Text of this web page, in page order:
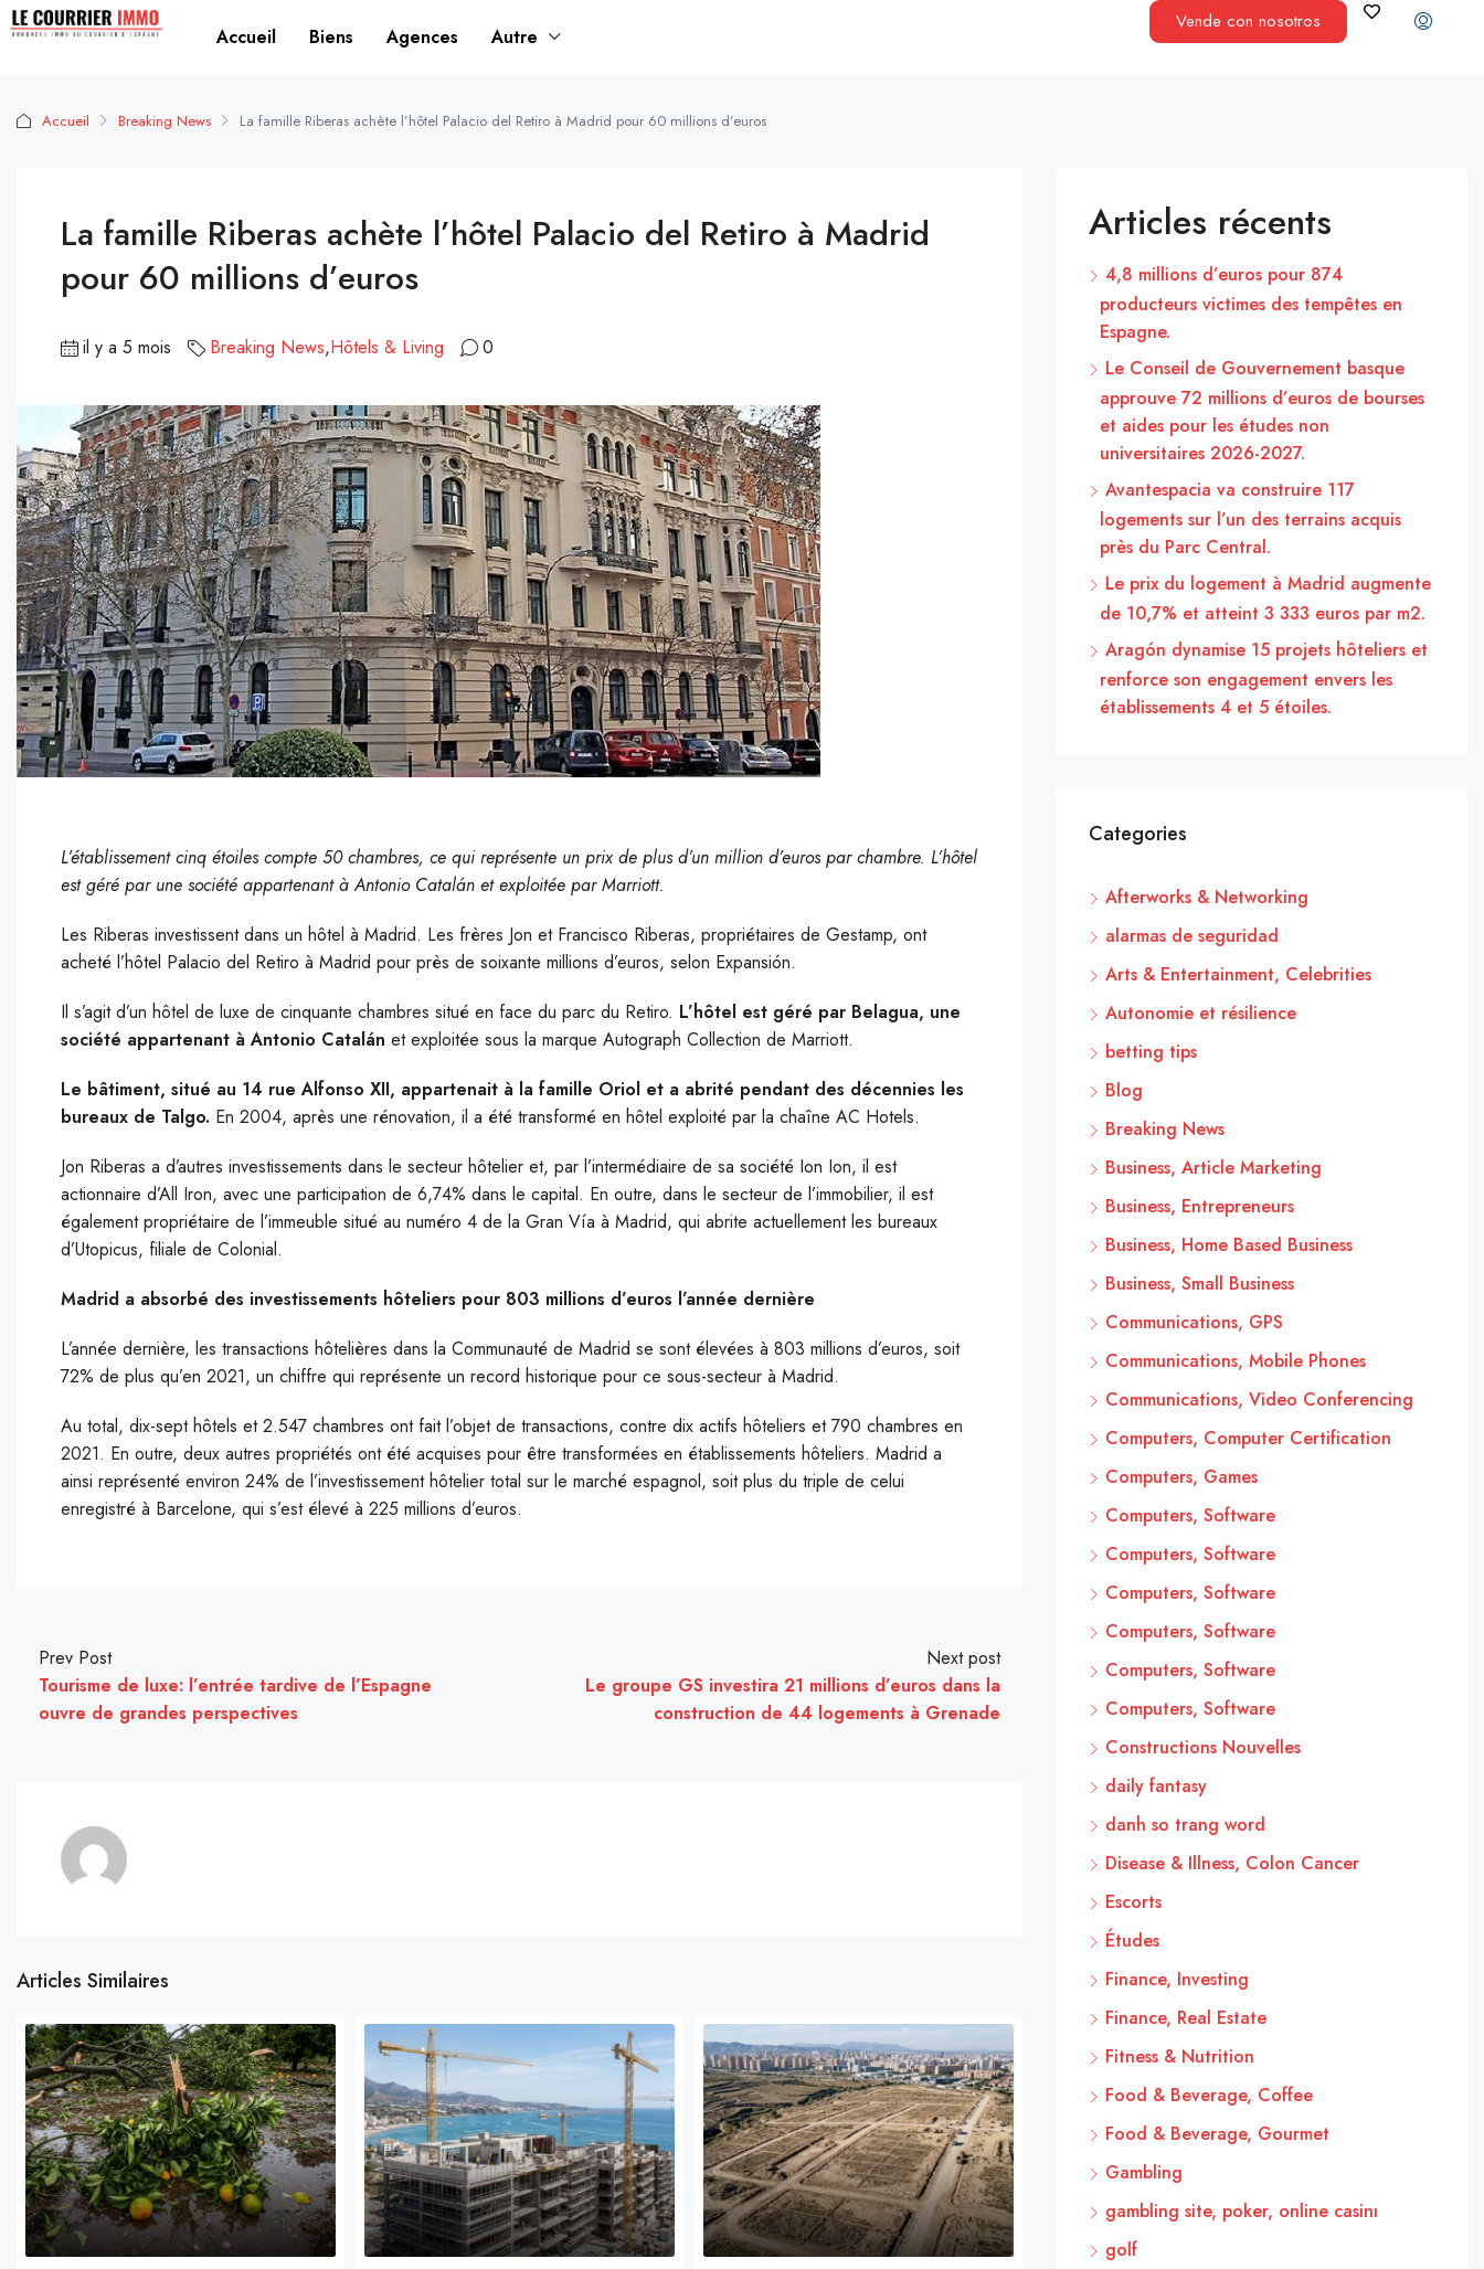
Accueil Biens Agences Autre
Vende con nosotros
Accueil Breaking News La famille Riberas achète l’hôtel Palacio del Retiro à Madrid pour 60 millions d’euros
La famille Riberas achète l’hôtel Palacio del Retiro à Madrid
pour 60 millions d’euros
il y a 5 mois Breaking News,Hôtels & Living 0
L’établissement cinq étoiles compte 50 chambres, ce qui représente un prix de plus d’un million d’euros par chambre. L’hôtel
est géré par une société appartenant à Antonio Catalán et exploitée par Marriott.
Les Riberas investissent dans un hôtel à Madrid. Les frères Jon et Francisco Riberas, propriétaires de Gestamp, ont
acheté l’hôtel Palacio del Retiro à Madrid pour près de soixante millions d’euros, selon Expansión.
Il s’agit d’un hôtel de luxe de cinquante chambres situé en face du parc du Retiro. L’hôtel est géré par Belagua, une
société appartenant à Antonio Catalán et exploitée sous la marque Autograph Collection de Marriott.
Le bâtiment, situé au 14 rue Alfonso XII, appartenait à la famille Oriol et a abrité pendant des décennies les
bureaux de Talgo. En 2004, après une rénovation, il a été transformé en hôtel exploité par la chaîne AC Hotels.
Jon Riberas a d’autres investissements dans le secteur hôtelier et, par l’intermédiaire de sa société Ion Ion, il est
actionnaire d’All Iron, avec une participation de 6,74% dans le capital. En outre, dans le secteur de l’immobilier, il est
également propriétaire de l’immeuble situé au numéro 4 de la Gran Vía à Madrid, qui abrite actuellement les bureaux
d’Utopicus, filiale de Colonial.
Madrid a absorbé des investissements hôteliers pour 803 millions d’euros l’année dernière
L’année dernière, les transactions hôtelières dans la Communauté de Madrid se sont élevées à 803 millions d’euros, soit
72% de plus qu’en 2021, un chiffre qui représente un record historique pour ce sous-secteur à Madrid.
Au total, dix-sept hôtels et 2.547 chambres ont fait l’objet de transactions, contre dix actifs hôteliers et 790 chambres en
2021. En outre, deux autres propriétés ont été acquises pour être transformées en établissements hôteliers. Madrid a
ainsi représenté environ 24% de l’investissement hôtelier total sur le marché espagnol, soit plus du triple de celui
enregistré à Barcelone, qui s’est élevé à 225 millions d’euros.
Prev Post
Tourisme de luxe: l’entrée tardive de l’Espagne
ouvre de grandes perspectives
Next post
Le groupe GS investira 21 millions d’euros dans la
construction de 44 logements à Grenade
Articles Similaires
Articles récents
4,8 millions d’euros pour 874
producteurs victimes des tempêtes en
Espagne.
Le Conseil de Gouvernement basque
approuve 72 millions d’euros de bourses
et aides pour les études non
universitaires 2026-2027.
Avantespacia va construire 117
logements sur l’un des terrains acquis
près du Parc Central.
Le prix du logement à Madrid augmente
de 10,7% et atteint 3 333 euros par m2.
Aragón dynamise 15 projets hôteliers et
renforce son engagement envers les
établissements 4 et 5 étoiles.
Categories
Afterworks & Networking
alarmas de seguridad
Arts & Entertainment, Celebrities
Autonomie et résilience
betting tips
Blog
Breaking News
Business, Article Marketing
Business, Entrepreneurs
Business, Home Based Business
Business, Small Business
Communications, GPS
Communications, Mobile Phones
Communications, Video Conferencing
Computers, Computer Certification
Computers, Games
Computers, Software
Computers, Software
Computers, Software
Computers, Software
Computers, Software
Computers, Software
Constructions Nouvelles
daily fantasy
danh so trang word
Disease & Illness, Colon Cancer
Escorts
Études
Finance, Investing
Finance, Real Estate
Fitness & Nutrition
Food & Beverage, Coffee
Food & Beverage, Gourmet
Gambling
gambling site, poker, online casinı
golf